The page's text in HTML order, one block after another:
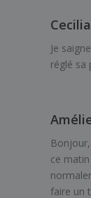
Cecilia
Je
réglé sa
ce
faire un